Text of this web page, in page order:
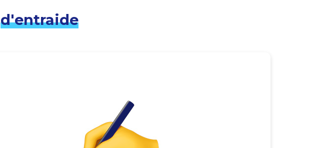
d'entraide